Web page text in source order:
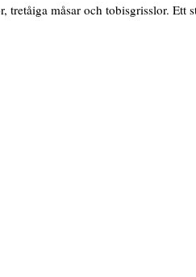
måsar och tobisgrisslor.